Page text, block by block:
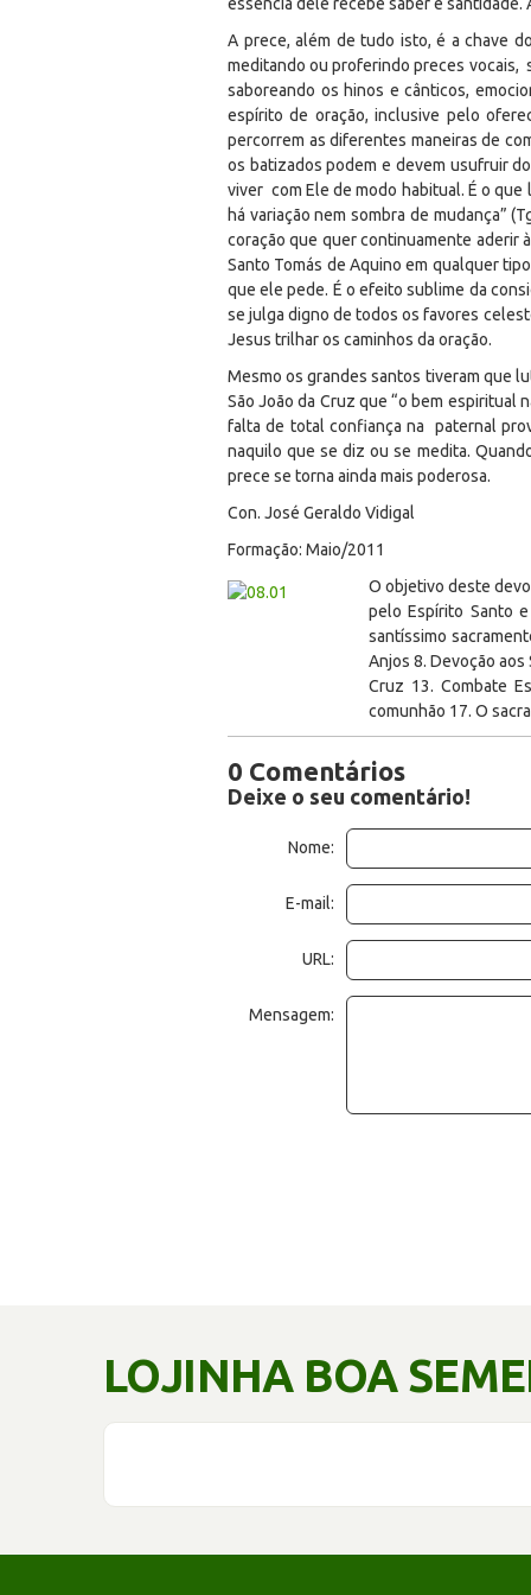
A prece, além de tudo isto, é a chave
meditando ou proferindo preces vocais,
saboreando os hinos e cânticos,
espírito de oração, inclusive pelo
percorrem as diferentes maneiras de
os batizados podem e devem usufruir
viver com Ele de modo habitual. É o que
há variação nem sombra de mudança”
coração que quer continuamente aderir
Santo Tomás de Aquino em qualquer
que ele pede. É o efeito sublime da
se julga digno de todos os favores
Jesus trilhar os caminhos da oração.
Mesmo os grandes santos tiveram que
São João da Cruz que “o bem espiritual
falta de total confiança na paternal
naquilo que se diz ou se medita.
prece se torna ainda mais poderosa.
Con. José Geraldo Vidigal
Formação: Maio/2011
O objetivo deste
pelo Espírito Santo
santíssimo
Anjos 8. Devoção aos
Cruz 13. Combate
comunhão 17. O
0 Comentários
Deixe o seu comentário!
Nome:
E-mail:
URL:
Mensagem:
LOJINHA BOA